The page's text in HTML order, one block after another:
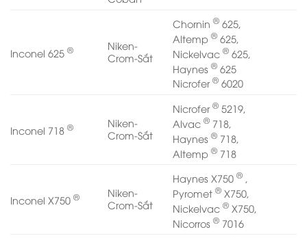
Inconel 625 ®
Niken-
Crom-Sắt
Chornin® 625,
Altemp® 625,
Nickelvac® 625,
Haynes® 625
Nicrofer® 6020
Inconel 718 ®
Niken-
Crom-Sắt
Nicrofer® 5219,
Alvac® 718,
Haynes® 718,
Altemp® 718
Inconel X750 ®
Niken-
Crom-Sắt
Haynes X750® ,
Pyromet® X750,
Nickelvac® X750,
Nicorros® 7016